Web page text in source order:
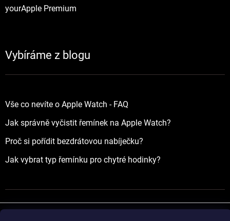
yourApple Premium
Vybíráme z blogu
Vše co nevíte o Apple Watch - FAQ
Jak správně vyčistit řemínek na Apple Watch?
Proč si pořídit bezdrátovou nabíječku?
Jak vybrat typ řemínku pro chytré hodinky?